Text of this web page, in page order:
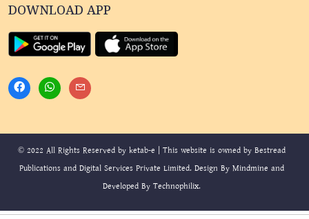
DOWNLOAD APP
© 2022 All Rights Reserved by ketab-e | This website is owned by Bestread
Publications and Digital Services Private Limited. Design By Mindmine and
Developed By Technophilix.